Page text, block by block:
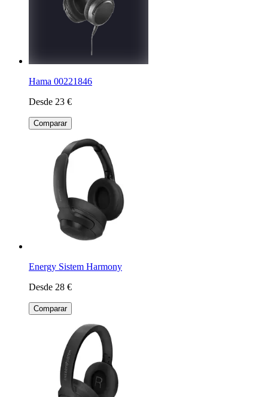
Hama 00221846
Desde 23 €
Comparar
Energy Sistem Harmony
Desde 28 €
Comparar